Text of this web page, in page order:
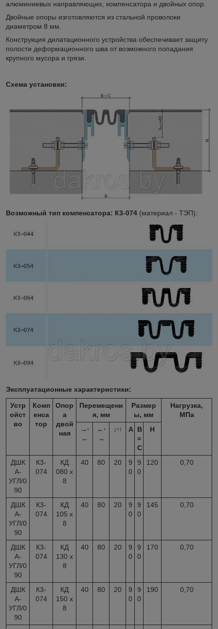
алюминиевых направляющих, компенсатора и двойных опор.
Двойные опоры изготовляются из стальной проволоки
диаметром 8 мм.
Конструкция дилатационного устройства обеспечивает защиту
полости деформационного шва от возможного попадания
крупного мусора и грязи.
Схема установки:
Возможный тип компенсатора: К3-074 (материал - ТЭП):
Эксплуатационные характеристики:
Устр
ойст
во
Комп
енса
тор
Опор
а
двой
ная
Перемещени
я, мм
Размер
ы, мм
Нагрузка,
МПа
→∙
←
←∙
→
↓∙↑ A B
=
C
H
ДШК
А-
УГЛ/0
90
К3-
074
КД
080 x
8
40 80 20
9
0
9
0
120 0,70
ДШК
А-
УГЛ/0
90
К3-
074
КД
105 x
8
40 80 20
9
0
9
0
145 0,70
ДШК
А-
УГЛ/0
90
К3-
074
КД
130 x
8
40 80 20
9
0
9
0
170 0,70
ДШК
А-
УГЛ/0
90
К3-
074
КД
150 x
8
40 80 20
9
0
9
0
190 0,70